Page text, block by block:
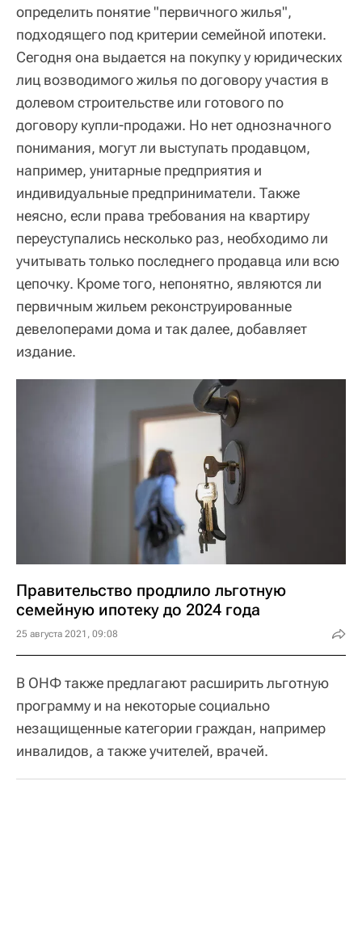
определить понятие "первичного жилья",
подходящего под критерии семейной ипотеки.
Сегодня она выдается на покупку у юридических
лиц возводимого жилья по договору участия в
долевом строительстве или готового по
договору купли-продажи. Но нет однозначного
понимания, могут ли выступать продавцом,
например, унитарные предприятия и
индивидуальные предприниматели. Также
неясно, если права требования на квартиру
переуступались несколько раз, необходимо ли
учитывать только последнего продавца или всю
цепочку. Кроме того, непонятно, являются ли
первичным жильем реконструированные
девелоперами дома и так далее, добавляет
издание.
Правительство продлило льготную
семейную ипотеку до 2024 года
25 августа 2021, 09:08
В ОНФ также предлагают расширить льготную
программу и на некоторые социально
незащищенные категории граждан, например
инвалидов, а также учителей, врачей.